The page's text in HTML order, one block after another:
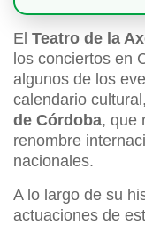
El Teatro de la
los conciertos en
algunos de los
calendario
de Córdoba, que
renombre
nacionales.
A lo largo de su
actuaciones de